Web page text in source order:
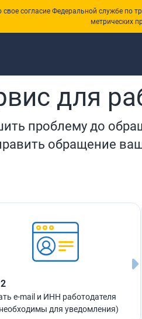
согласие Федеральной службе по
метрических
и работодателем
для
проблему до
обращение
e-mail и ИНН работодателя
для уведомления)